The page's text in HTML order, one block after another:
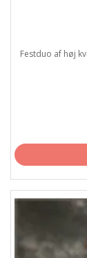
Festduo af høj